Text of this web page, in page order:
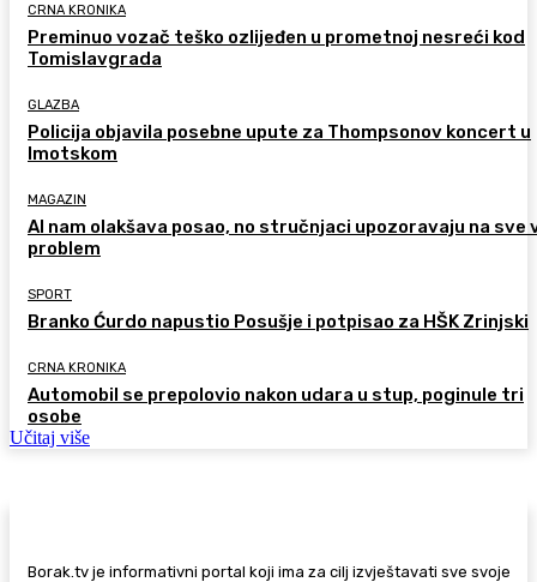
CRNA KRONIKA
Preminuo vozač teško ozlijeđen u prometnoj nesreći kod
Tomislavgrada
GLAZBA
Policija objavila posebne upute za Thompsonov koncert u
Imotskom
MAGAZIN
AI nam olakšava posao, no stručnjaci upozoravaju na sve
problem
SPORT
Branko Ćurdo napustio Posušje i potpisao za HŠK Zrinjski
CRNA KRONIKA
Automobil se prepolovio nakon udara u stup, poginule tri
osobe
Učitaj više
Borak.tv je informativni portal koji ima za cilj izvještavati sve svoje